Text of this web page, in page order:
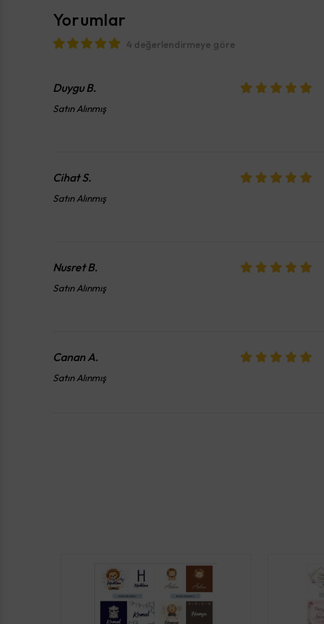
Yorumlar
4 değerlendirmeye göre
Duygu B.
Satın Alınmış
Cihat S.
Satın Alınmış
Nusret B.
Satın Alınmış
Canan A.
Satın Alınmış